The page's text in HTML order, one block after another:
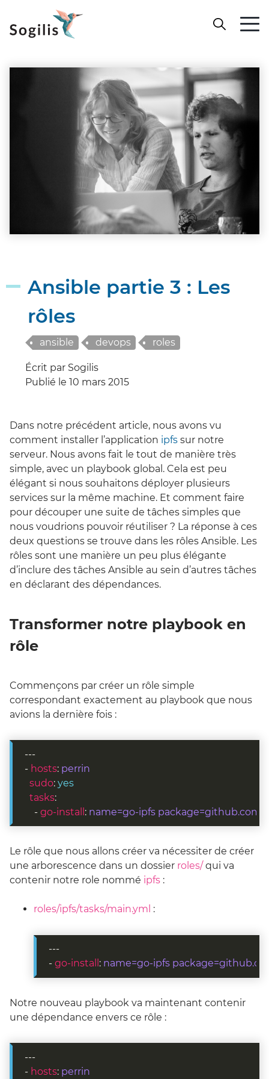
Ansible partie 3 : Les
rôles
ansible devops roles
Écrit par Sogilis
Publié le 10 mars 2015
Dans notre précédent article, nous avons vu
comment installer l’application ipfs sur notre
serveur. Nous avons fait le tout de manière très
simple, avec un playbook global. Cela est peu
élégant si nous souhaitons déployer plusieurs
services sur la même machine. Et comment faire
pour découper une suite de tâches simples que
nous voudrions pouvoir réutiliser ? La réponse à ces
deux questions se trouve dans les rôles Ansible. Les
rôles sont une manière un peu plus élégante
d’inclure des tâches Ansible au sein d’autres tâches
en déclarant des dépendances.
Transformer notre playbook en
rôle
Commençons par créer un rôle simple
correspondant exactement au playbook que nous
avions la dernière fois :
- hosts: perrin
sudo: yes
tasks
    -
go-install : name=go-ipfs
Le rôle que nous allons créer va nécessiter de créer
une arborescence dans un dossier roles/ qui va
contenir notre role nommé ipfs :
roles/ipfs/tasks/main.yml :
- go-install : name=go-ipfs
Notre nouveau playbook va maintenant contenir
une dépendance envers ce rôle :
- hosts: perrin